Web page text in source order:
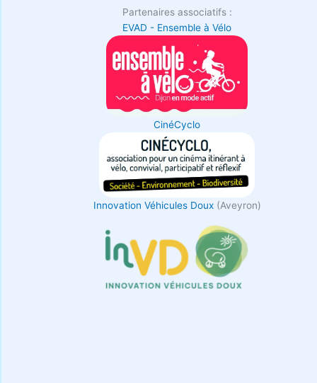
Partenaires associatifs :
EVAD - Ensemble à Vélo
CinéCyclo
Innovation Véhicules Doux(Aveyron)